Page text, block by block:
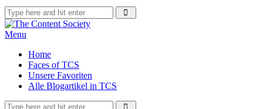
Menu
Home
Faces of TCS
Unsere Favoriten
Alle Blogartikel in TCS